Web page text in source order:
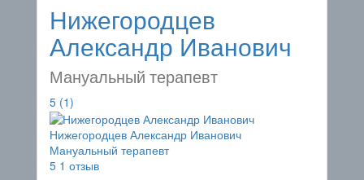
Нижегородцев
Александр Иванович
Мануальный терапевт
5 (1)
Нижегородцев Александр Иванович
Мануальный терапевт
5 1 отзыв